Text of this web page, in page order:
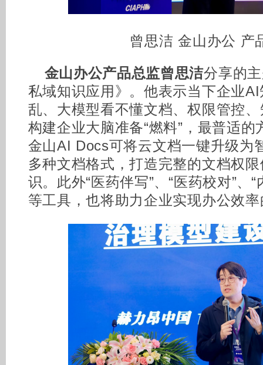
曾思洁 金山办公 产
金山办公产品总监曾思洁分享的
私域知识应用》。他表示当下企业
乱、大模型看不懂文档、权限管控
构建企业大脑准备“燃料”，最普适
金山AI Docs可将云文档一键升级为
多种文档格式，打造完整的文档权
识。此外“医药伴写”、“医药校对”、
等工具，也将助力企业实现办公效